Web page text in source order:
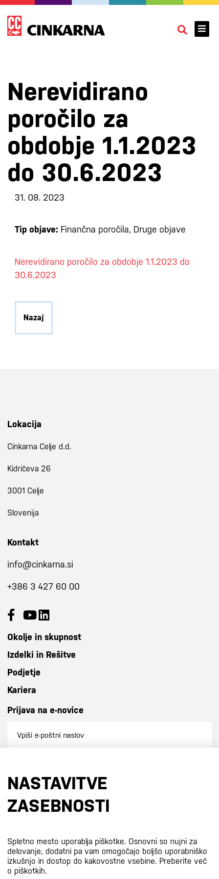
Nerevidirano
poročilo za
obdobje 1.1.2023
do 30.6.2023
31. 08. 2023
Tip objave: Finančna poročila, Druge objave
Nerevidirano poročilo za obdobje 1.1.2023 do
30.6.2023
Nazaj
Lokacija
Cinkarna Celje d.d.
Kidričeva 26
3001 Celje
Slovenija
Kontakt
info@cinkarna.si
+386 3 427 60 00
Okolje in skupnost
Izdelki in Rešitve
Podjetje
Kariera
Prijava na e-novice
S prijavo na e-novice se strinjate z
NASTAVITVE
ZASEBNOSTI
Spletno mesto uporablja piškotke. Osnovni so nujni za
delovanje, dodatni pa vam omogočajo boljšo uporabniško
izkušnjo in dostop do kakovostne vsebine. Preberite več
o piškotkih.